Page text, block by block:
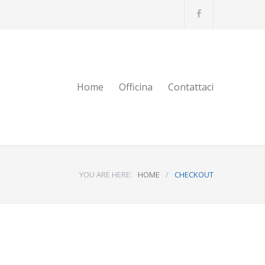
Home Officina Contattaci
YOU ARE HERE: HOME / CHECKOUT